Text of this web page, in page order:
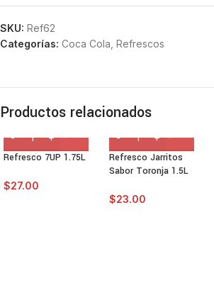
SKU: Ref62
Categorías: Coca Cola Refrescos
Productos relacionados
Refresco 7UP 1.75L
$27.00
Refresco Jarritos
Sabor Toronja 1.5L
$23.00